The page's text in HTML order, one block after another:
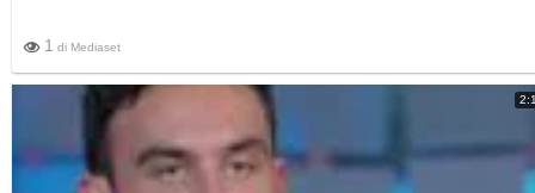
1 di Mediaset